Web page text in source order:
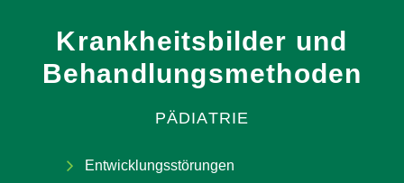
Krankheitsbilder und
Behandlungsmethoden
PÄDIATRIE
Entwicklungsstörungen